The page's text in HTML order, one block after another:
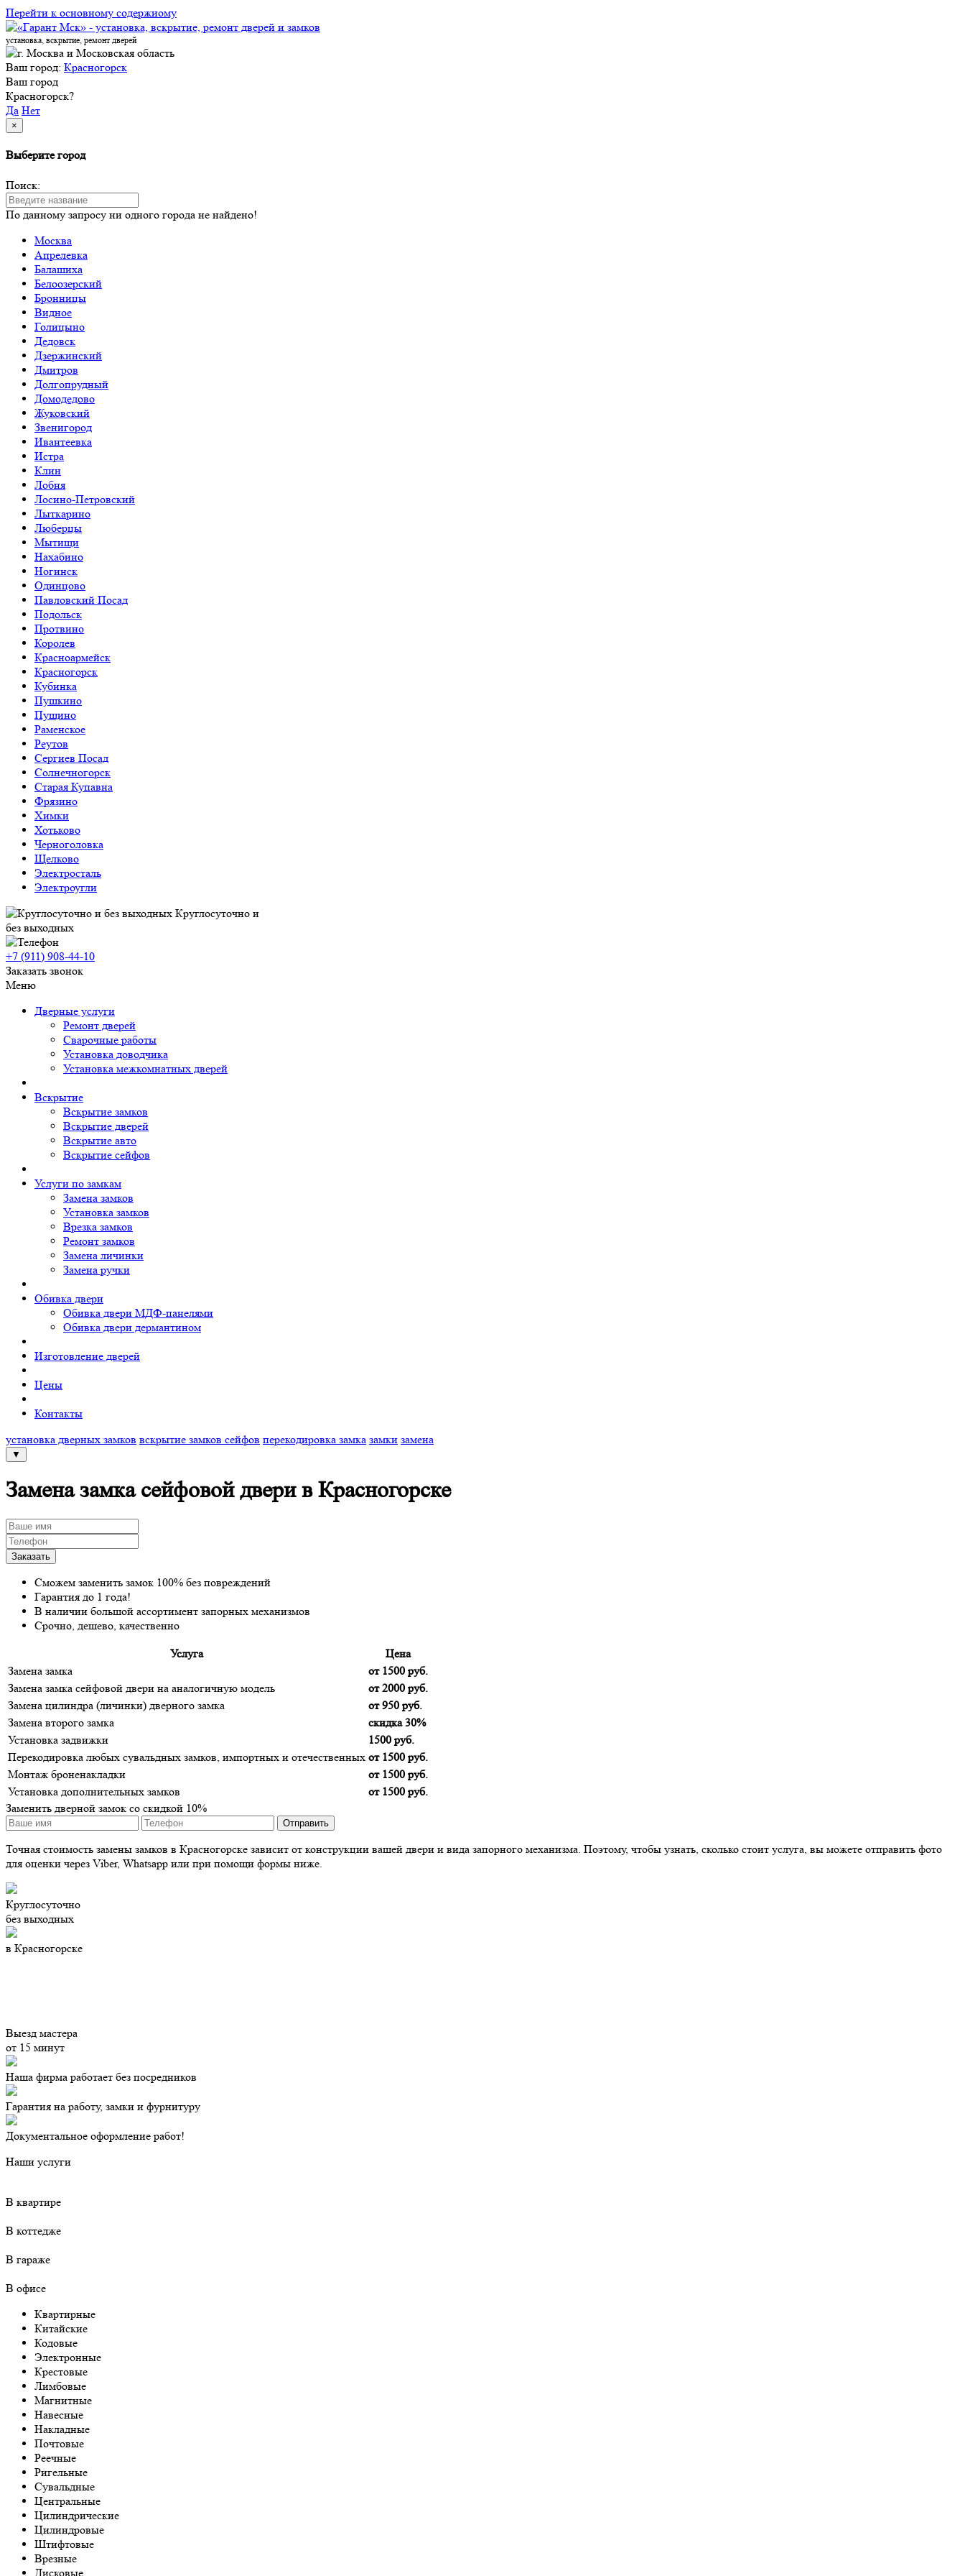
Перейти к основному содержиому
установка, вскрытие, ремонт дверей
Ваш город: Красногорск
Ваш город
Красногорск?
Да Нет
×
Выберите город
Поиск:
По данному запросу ни одного города не найдено!
Москва
Апрелевка
Балашиха
Белоозерский
Бронницы
Видное
Голицыно
Дедовск
Дзержинский
Дмитров
Долгопрудный
Домодедово
Жуковский
Звенигород
Ивантеевка
Истра
Клин
Лобня
Лосино-Петровский
Лыткарино
Люберцы
Мытищи
Нахабино
Ногинск
Одинцово
Павловский Посад
Подольск
Протвино
Королев
Красноармейск
Красногорск
Кубинка
Пушкино
Пущино
Раменское
Реутов
Сергиев Посад
Солнечногорск
Старая Купавна
Фрязино
Химки
Хотьково
Черноголовка
Щелково
Электросталь
Электроугли
Круглосуточно и
без выходных
+7 (911) 908-44-10
Заказать звонок
Меню
Дверные услуги
Ремонт дверей
Сварочные работы
Установка доводчика
Установка межкомнатных дверей
Вскрытие
Вскрытие замков
Вскрытие дверей
Вскрытие авто
Вскрытие сейфов
Услуги по замкам
Замена замков
Установка замков
Врезка замков
Ремонт замков
Замена личинки
Замена ручки
Обивка двери
Обивка двери МДФ-панелями
Обивка двери дермантином
Изготовление дверей
Цены
Контакты
установка дверных замков вскрытие замков сейфов перекодировка замка замки замена
▼
Замена замка сейфовой двери в Красногорске
Сможем заменить замок 100% без повреждений
Гарантия до 1 года!
В наличии большой ассортимент запорных механизмов
Срочно, дешево, качественно
Услуга
Цена
Замена замка
от 1500 руб.
Замена замка сейфовой двери на аналогичную модель
от 2000 руб.
Замена цилиндра (личинки) дверного замка
от 950 руб.
Замена второго замка
скидка 30%
Установка задвижки
1500 руб.
Перекодировка любых сувальдных замков, импортных и отечественных от 1500 руб.
Монтаж броненакладки
от 1500 руб.
Установка дополнительных замков
от 1500 руб.
Заменить дверной замок со скидкой 10%
Точная стоимость замены замков в Красногорске зависит от конструкции вашей двери и вида запорного механизма. Поэтому, чтобы узнать, сколько стоит услуга, вы можете отправить фото
для оценки через Viber, Whatsapp или при помощи формы ниже.
Круглосуточно
без выходных
в Красногорске
Выезд мастера
от 15 минут
Наша фирма работает без посредников
Гарантия на работу, замки и фурнитуру
Документальное оформление работ!
Наши услуги
В квартире
В коттедже
В гараже
В офисе
Квартирные
Китайские
Кодовые
Электронные
Крестовые
Лимбовые
Магнитные
Навесные
Накладные
Почтовые
Реечные
Ригельные
Сувальдные
Центральные
Цилиндрические
Цилиндровые
Штифтовые
Врезные
Дисковые